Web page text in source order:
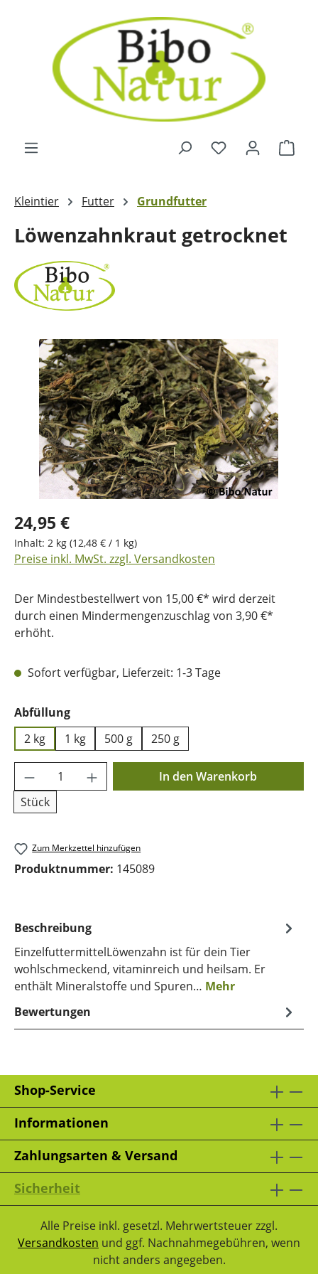
Zum Hauptinhalt springen
Kleintier Futter Grundfutter
Löwenzahnkraut getrocknet
Bildergalerie überspringen
24,95 €
Inhalt: 2 kg (12,48 € / 1 kg)
Preise inkl. MwSt. zzgl. Versandkosten
Der Mindestbestellwert von 15,00 €* wird derzeit
durch einen Mindermengenzuschlag von 3,90 €*
erhöht.
Sofort verfügbar, Lieferzeit: 1-3 Tage
Abfüllungauswählen
2 kg
1 kg 500 g 250 g
Produkt Anzahl: Gib den gewünschten
Stück
In den Warenkorb
Zum Merkzettel hinzufügen
Produktnummer: 145089
Beschreibung
EinzelfuttermittelLöwenzahn ist für dein Tier
wohlschmeckend, vitaminreich und heilsam. Er
enthält Mineralstoffe und Spuren… Mehr
Bewertungen
Shop-Service
Informationen
Zahlungsarten & Versand
Sicherheit
Alle Preise inkl. gesetzl. Mehrwertsteuer zzgl.
Versandkosten und ggf. Nachnahmegebühren, wenn
nicht anders angegeben.